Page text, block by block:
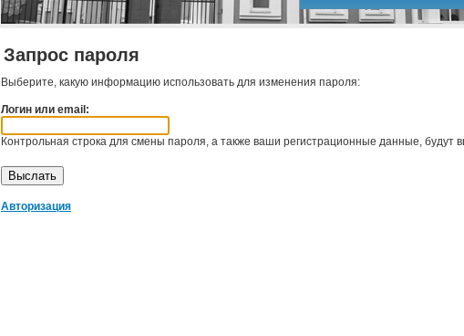
Запрос пароля
Выберите, какую информацию использовать для изменения пароля:
Логин или email:
Контрольная строка для смены пароля, а также ваши регистрационные данные, будут
Авторизация